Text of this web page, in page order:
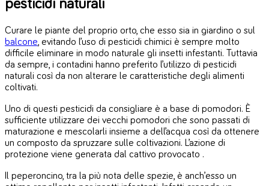
pesticidi naturali
Curare le piante del proprio orto, che esso sia in giardino o sul
balcone, evitando l’uso di pesticidi chimici è sempre molto
difficile eliminare in modo naturale gli insetti infestanti. Tuttavia
da sempre, i contadini hanno preferito l’utilizzo di pesticidi
naturali così da non alterare le caratteristiche degli alimenti
coltivati.
Uno di questi pesticidi da consigliare è a base di pomodori. È
sufficiente utilizzare dei vecchi pomodori che sono passati di
maturazione e mescolarli insieme a dell’acqua così da ottenere
un composto da spruzzare sulle coltivazioni. L’azione di
protezione viene generata dal cattivo provocato .
Il peperoncino, tra la più nota delle spezie, è anch’esso un